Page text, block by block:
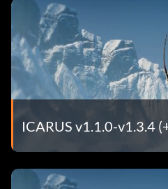
ICARUS v1.1.0-v1.3.4